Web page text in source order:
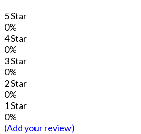
5 Star
0%
4 Star
0%
3 Star
0%
2 Star
0%
1 Star
0%
(Add your review)